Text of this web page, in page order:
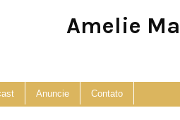
Amelie
Anuncie Contato